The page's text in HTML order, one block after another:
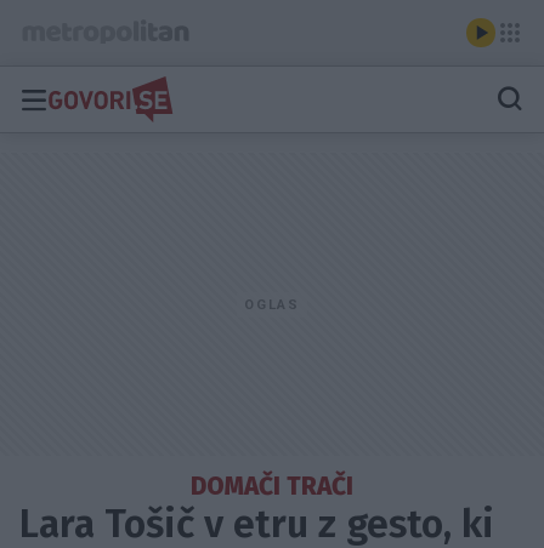
DOMAČI TRAČI
Lara Tošič v etru z gesto, ki